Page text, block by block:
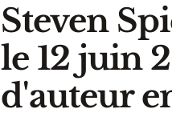
Steven
le 12 juin
d'auteur